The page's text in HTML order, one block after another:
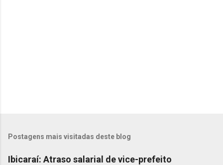
Postagens mais visitadas deste blog
Ibicaraí: Atraso salarial de vice-prefeito